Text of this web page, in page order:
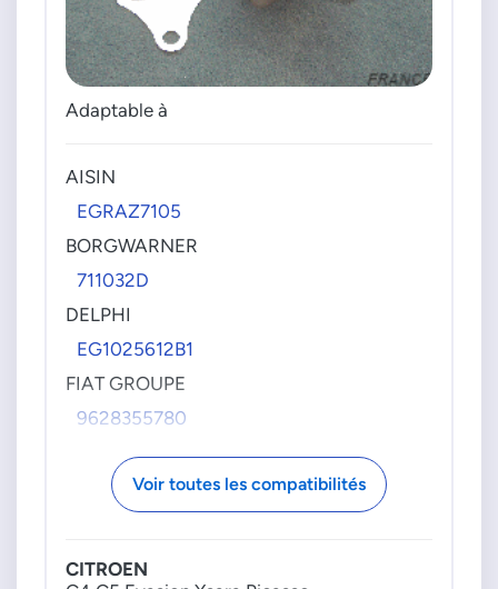
Adaptable à
AISIN
EGRAZ7105
BORGWARNER
711032D
DELPHI
EG1025612B1
FIAT GROUPE
9628355780
NTK-NGK
94891
EGE5V045
00001626JF
Voir toutes les compatibilités
CITROEN